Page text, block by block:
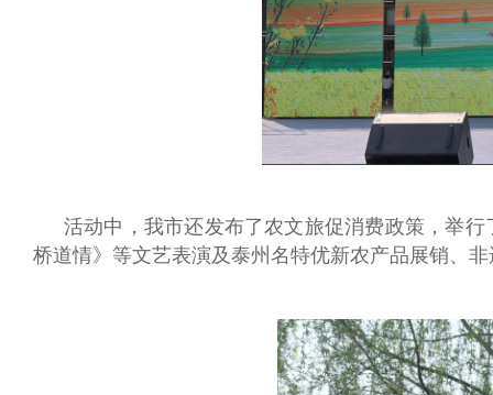
活动中，我市还发布了农文旅促消费政策，举
桥道情》等文艺表演及泰州名特优新农产品展销、